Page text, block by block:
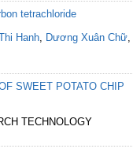
tetrachloride
Hanh, Dương Xuân Chữ,
SWEET POTATO CHIP
TECHNOLOGY